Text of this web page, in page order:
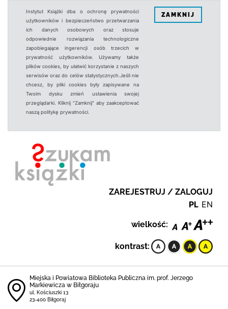
Instytut Książki dba o ochronę prywatności
użytkowników i bezpieczeństwo przetwarzania
ich danych osobowych oraz stosuje
odpowiednie rozwiązania technologiczne
zapobiegające ingerencji osób trzecich w
prywatność użytkowników. Używamy także
plików cookies, by ułatwić korzystanie z naszych
serwisów oraz do celów statystycznych.Jeśli nie
chcesz, by pliki cookies były zapisywane na
Twoim dysku zmień ustawienia swojej
przeglądarki. Kliknij "Zamknij" aby zaakceptować
naszą politykę prywatności.
ZAMKNIJ
ZAREJESTRUJ / ZALOGUJ
PL EN
wielkość:
kontrast:
Miejska i Powiatowa Biblioteka Publiczna im. prof. Jerzego
Markiewicza w Biłgoraju
ul. Kościuszki 13
23-400 Biłgoraj